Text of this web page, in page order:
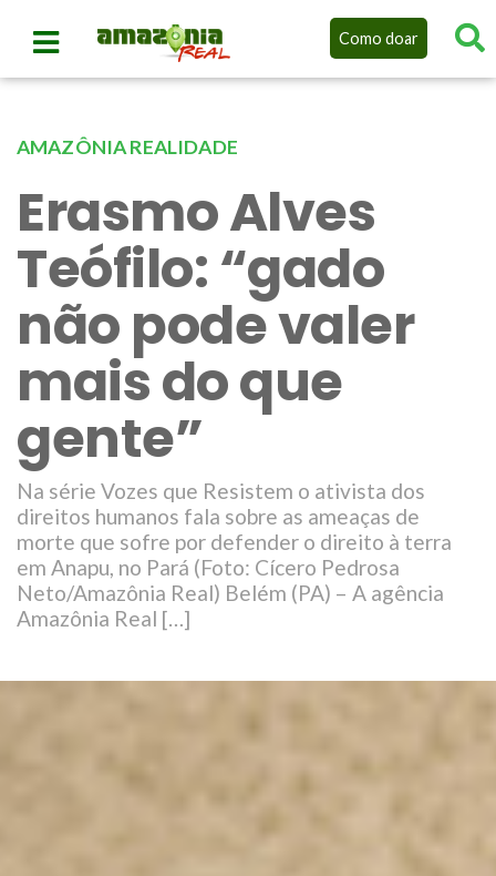
Como doar
AMAZÔNIA REALIDADE
Erasmo Alves
Teófilo: “gado
não pode valer
mais do que
gente”
Na série Vozes que Resistem o ativista dos
direitos humanos fala sobre as ameaças de
morte que sofre por defender o direito à terra
em Anapu, no Pará (Foto: Cícero Pedrosa
Neto/Amazônia Real) Belém (PA) – A agência
Amazônia Real […]